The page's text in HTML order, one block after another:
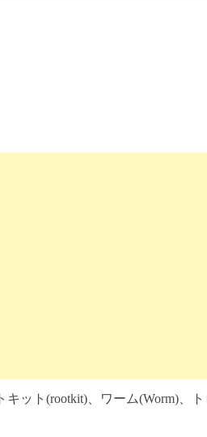
ット(rootkit)、ワーム(Worm)、